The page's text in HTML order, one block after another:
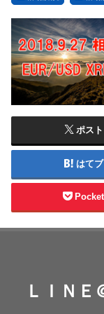
ポスト
はてブ
Pocket
ＬＩＮＥ